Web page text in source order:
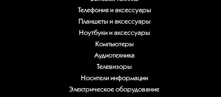
Телефония и аксессуары
Планшеты и аксессуары
Ноутбуки и аксессуары
Компьютеры
Аудиотехника
Телевизоры
Носители информации
Электрическое оборудование